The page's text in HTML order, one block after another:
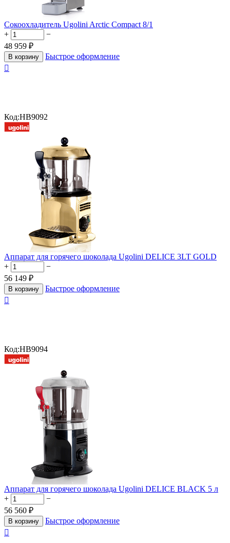
Сокоохладитель Ugolini Arctic Compact 8/1
+
−
48 959 ₽
В корзину
Быстрое оформление

Код:HB9092
Аппарат для горячего шоколада Ugolini DELICE 3LT GOLD
+
−
56 149 ₽
В корзину
Быстрое оформление

Код:HB9094
Аппарат для горячего шоколада Ugolini DELICE BLACK 5 л
+
−
56 560 ₽
В корзину
Быстрое оформление
